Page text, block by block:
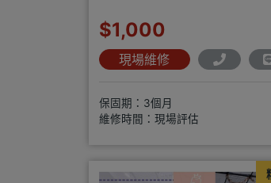
$1,000
現場維修
保固期：3個月
維修時間：現場評估